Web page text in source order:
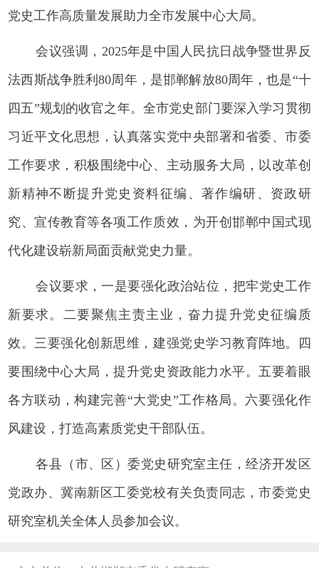
党史工作高质量发展助力全市发展中心大局。
会议强调，2025年是中国人民抗日战争暨世界反
法西斯战争胜利80周年，是邯郸解放80周年，也是“十
四五”规划的收官之年。全市党史部门要深入学习贯彻
习近平文化思想，认真落实党中央部署和省委、市委
工作要求，积极围绕中心、主动服务大局，以改革创
新精神不断提升党史资料征编、著作编研、资政研
究、宣传教育等各项工作质效，为开创邯郸中国式现
代化建设崭新局面贡献党史力量。
会议要求，一是要强化政治站位，把牢党史工作
新要求。二要聚焦主责主业，奋力提升党史征编质
效。三要强化创新思维，建强党史学习教育阵地。四
要围绕中心大局，提升党史资政能力水平。五要着眼
各方联动，构建完善“大党史”工作格局。六要强化作
风建设，打造高素质党史干部队伍。
各县（市、区）委党史研究室主任，经济开发区
党政办、冀南新区工委党校有关负责同志，市委党史
研究室机关全体人员参加会议。